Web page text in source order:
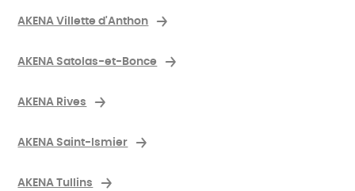
AKENA Villette d'Anthon
AKENA Satolas-et-Bonce
AKENA Rives
AKENA Saint-Ismier
AKENA Tullins